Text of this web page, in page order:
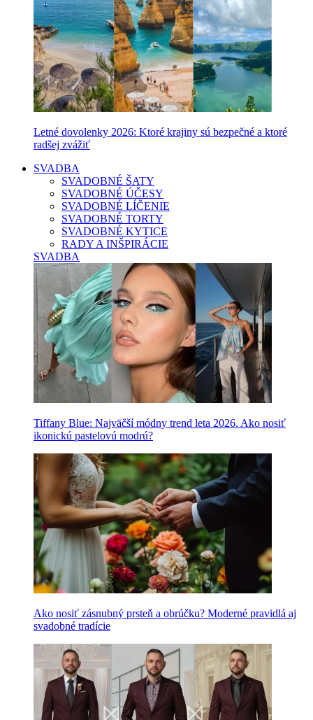
Letné dovolenky 2026: Ktoré krajiny sú bezpečné a ktoré
radšej zvážiť
SVADBA
SVADOBNÉ ŠATY
SVADOBNÉ ÚČESY
SVADOBNÉ LÍČENIE
SVADOBNÉ TORTY
SVADOBNÉ KYTICE
RADY A INŠPIRÁCIE
SVADBA
Tiffany Blue: Najväčší módny trend leta 2026. Ako nosiť
ikonickú pastelovú modrú?
Ako nosiť zásnubný prsteň a obrúčku? Moderné pravidlá aj
svadobné tradície